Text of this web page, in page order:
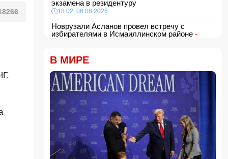
экзамена в резидентуру
18:02, 06.08.2026
Новрузали Асланов провел встречу с
избирателями в Исмаиллинском районе -
«Новые технологии формируют новые
профессии на рынке труда» — эксперт
16:48, 06.08.2026
Джейхун Байрамов и Андрей Сибига проводят
встречу в Киеве
16:28, 06.08.2026
Гави покрасил волосы в розовый цвет в честь
победы Испании на ЧМ-2026
16:16, 06.08.2026
В МИРЕ